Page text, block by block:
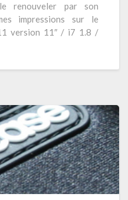
renouveler par son
impressions sur le
version 11″ / i7 1.8 /